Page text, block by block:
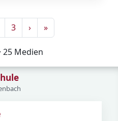
3 › »
25 Medien